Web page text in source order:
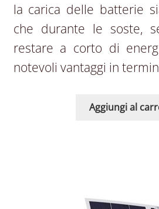
la carica delle batterie
che durante le soste,
restare a corto di
notevoli vantaggi in
Aggiungi al